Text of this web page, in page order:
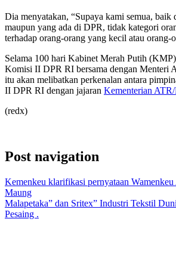
Dia menyatakan, “Supaya kami semua, baik
maupun yang ada di DPR, tidak kategori
terhadap orang-orang yang kecil atau orang-
Selama 100 hari Kabinet Merah Putih
Komisi II DPR RI bersama dengan Menteri
itu akan melibatkan perkenalan antara
II DPR RI dengan jajaran Kementerian
(redx)
Post navigation
Kemenkeu klarifikasi pernyataan
Maung
Malapetaka” dan Sritex” Industri Tekstil
Pesaing .